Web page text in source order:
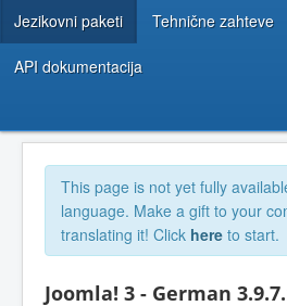
Jezikovni paketi Tehnične zahteve
API dokumentacija
This page is not yet fully
language. Make a gift to your
translating it! Click here to start.
Joomla! 3 - German